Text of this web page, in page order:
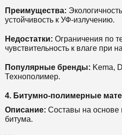
Преимущества:
устойчивость к УФ-излучению.
Недостатки: Ограничения по
чувствительность к влаге при
Популярные бренды: Kema,
Технополимер.
4. Битумно-полимерные
Описание: Составы на
битума.